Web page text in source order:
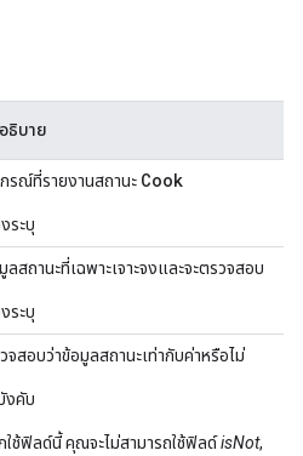
ธิบาย
รณ์ที่รายงานสถานะ Cook
ระบุ
ลสถานะที่เฉพาะเจาะจงและจะตรวจสอบ
ระบุ
จสอบว่าข้อมูลสถานะเท่ากับค่าหรือไม่
งคับ
ใช้ฟิลด์นี้ คุณจะไม่สามารถใช้ฟิลด์isNot,